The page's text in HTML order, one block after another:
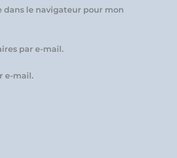
le navigateur pour mon
par e-mail.
e-mail.